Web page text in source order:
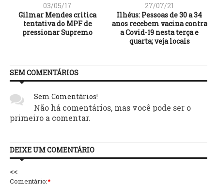
03/05/17
Gilmar Mendes critica
tentativa do MPF de
pressionar Supremo
27/07/21
Ilhéus: Pessoas de 30 a 34
anos recebem vacina contra
a Covid-19 nesta terça e
quarta; veja locais
SEM COMENTÁRIOS
Sem Comentários!
Não há comentários, mas você pode ser o
primeiro a comentar.
DEIXE UM COMENTÁRIO
<<
Comentário:*